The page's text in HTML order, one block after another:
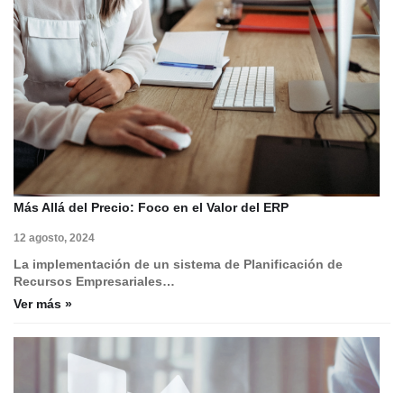
Más Allá del Precio: Foco en el Valor del ERP
12 agosto, 2024
La implementación de un sistema de Planificación de
Recursos Empresariales…
Ver más »